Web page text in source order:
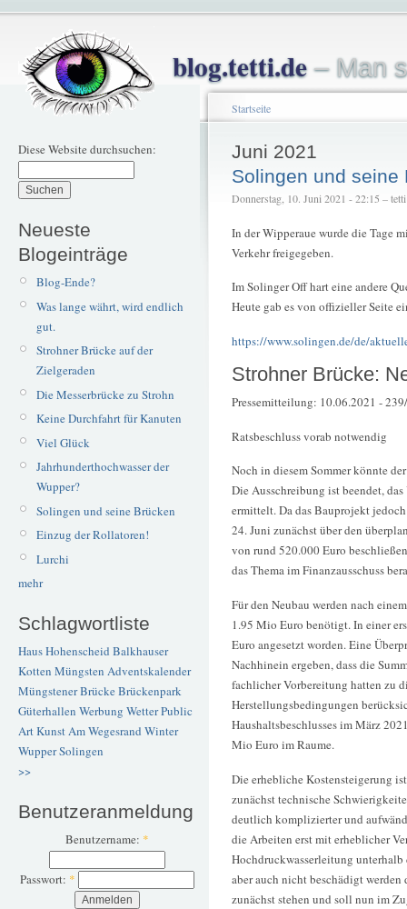
blog.tetti.de– Man
Diese Website durchsuchen:
Neueste
Blogeinträge
Blog-Ende?
Was lange währt, wird endlich
gut.
Strohner Brücke auf der
Zielgeraden
Die Messerbrücke zu Strohn
Keine Durchfahrt für Kanuten
Viel Glück
Jahrhunderthochwasser der
Wupper?
Solingen und seine Brücken
Einzug der Rollatoren!
Lurchi
mehr
Schlagwortliste
Haus Hohenscheid Balkhauser
Kotten Müngsten Adventskalender
Müngstener BrückeBrückenpark
Güterhallen Werbung WetterPublic
ArtKunstAm Wegesrand Winter
WupperSolingen
>>
Benutzeranmeldung
Benutzername: *
Passwort: *
Startseite
Juni 2021
Solingen und seine
Donnerstag, 10. Juni 2021 - 22:15 – tetti
In der Wipperaue wurde die Tage
Verkehr freigegeben.
Im Solinger Off hart eine andere
Heute gab es von offizieller Seite
https://www.solingen.de/de/
Strohner Brücke:
Pressemitteilung: 10.06.2021 -
Ratsbeschluss vorab notwendig
Noch in diesem Sommer könnte
Die Ausschreibung ist beendet,
ermittelt. Da das Bauprojekt
24. Juni zunächst über den
von rund 520.000 Euro
das Thema im Finanzausschuss
Für den Neubau werden nach
1.95 Mio Euro benötigt. In einer
Euro angesetzt worden. Eine
Nachhinein ergeben, dass die
fachlicher Vorbereitung hatten zu
Herstellungsbedingungen
Haushaltsbeschlusses im März
Mio Euro im Raume.
Die erhebliche Kostensteigerung
zunächst technische
deutlich komplizierter und
die Arbeiten erst mit erheblicher
Hochdruckwasserleitung
aber auch nicht beschädigt
zunächst stehen und soll nun im